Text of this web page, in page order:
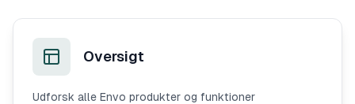
Oversigt
Udforsk alle Envo produkter og funktioner